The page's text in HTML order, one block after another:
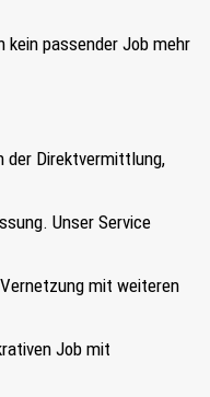
kein passender Job mehr
der Direktvermittlung,
Unser Service
mit weiteren
Job mit